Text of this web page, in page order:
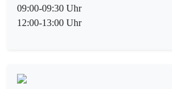
09:00-09:30 Uhr
12:00-13:00 Uhr